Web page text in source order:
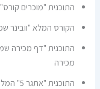
התוכנית "מוכרים
הקורס המלא "וובינר
התוכנית "דף מכירה
מכירה
התוכנית "אתגר 5" המלמדת לעשות השקה של 5 ימים כאתגר או פעילות